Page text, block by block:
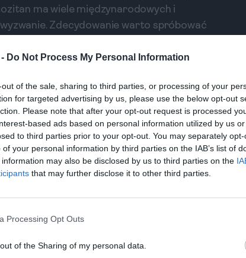
Do Not Process My Personal Information
of the sale, sharing to third parties, or processing of your
for targeted advertising by us, please use the below opt-out
Please note that after your opt-out request is processed
based ads based on personal information utilized by us
to third parties prior to your opt-out. You may separately
your personal information by third parties on the IAB’s list of
may also be disclosed by us to third parties on the
that may further disclose it to other third parties.
Processing Opt Outs
of the Sharing of my personal data.
ma wiele międzynarodowych i
Zdecydowanie warto spróbować
komponują się z jedzeniem.
to ukryty skarb w Sliema. Atmosfera
do cudzej kuchni. Ich dania są robione w
najlepszego braggioli – mięsa w sosie,
maltańskich dań. Porcje są obfite, co
podróżników.
Co spróbować w maltańskiej kuchni?